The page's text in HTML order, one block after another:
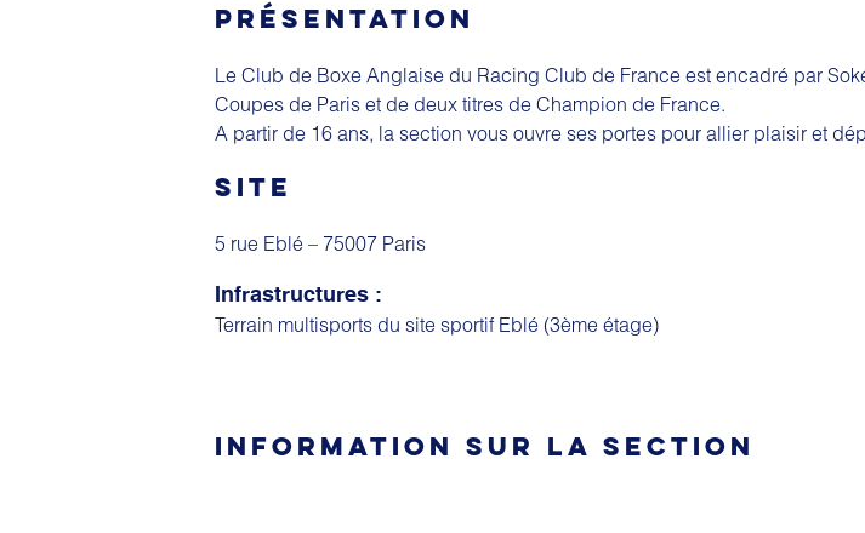
PRÉSENTATION
Le Club de Boxe Anglaise du Racing Club de France est encadré par
Coupes de Paris et de deux titres de Champion de France.
A partir de 16 ans, la section vous ouvre ses portes pour allier plaisir et
SITE
5 rue Eblé – 75007 Paris
Infrastructures :
Terrain multisports du site sportif Eblé (3ème étage)
INFORMATION SUR LA SECTION